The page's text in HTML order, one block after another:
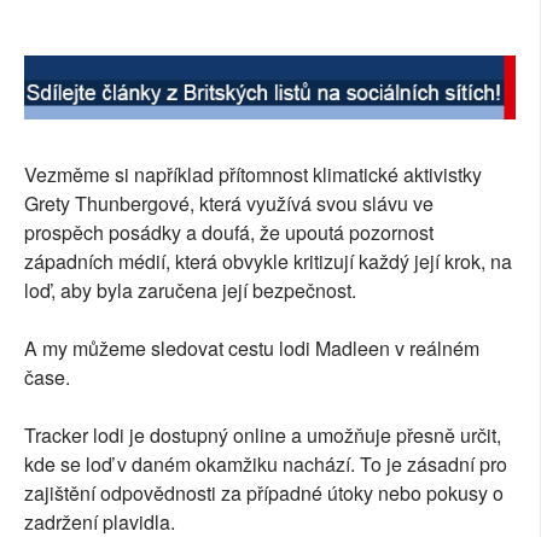
Vezměme si například přítomnost klimatické aktivistky
Grety Thunbergové, která využívá svou slávu ve
prospěch posádky a doufá, že upoutá pozornost
západních médií, která obvykle kritizují každý její krok, na
loď, aby byla zaručena její bezpečnost.
A my můžeme sledovat cestu lodi Madleen v reálném
čase.
Tracker lodi je dostupný online a umožňuje přesně určit,
kde se loď v daném okamžiku nachází. To je zásadní pro
zajištění odpovědnosti za případné útoky nebo pokusy o
zadržení plavidla.